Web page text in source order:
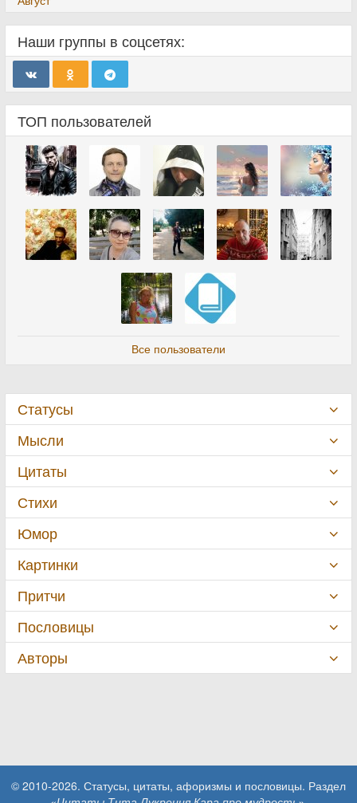
Наши группы в соцсетях:
ТОП пользователей
Все пользователи
Статусы
Мысли
Цитаты
Стихи
Юмор
Картинки
Притчи
Пословицы
Авторы
© 2010-2026. Статусы, цитаты, афоризмы и пословицы. Раздел